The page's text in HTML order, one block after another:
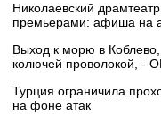
Николаевский
премьерами: афиша на
Выход к морю в
колючей проволокой, -
Турция ограничила
на фоне атак